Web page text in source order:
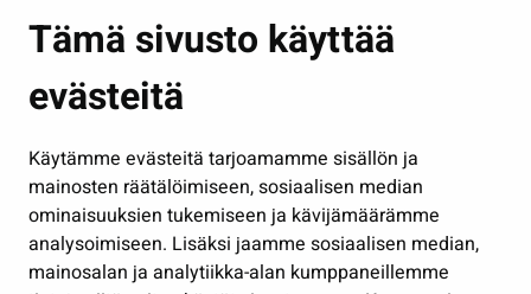
Tämä sivusto käyttää
evästeitä
Käytämme evästeitä tarjoamamme sisällön ja
mainosten räätälöimiseen, sosiaalisen median
ominaisuuksien tukemiseen ja kävijämäärämme
analysoimiseen. Lisäksi jaamme sosiaalisen median,
mainosalan ja analytiikka-alan kumppaneillemme
Kasvatus ja opetus
Kulttuuri ja liikunta
Työ ja yrittäminen
Osallistu ja asioi
Näytä omat evästeasetukseni